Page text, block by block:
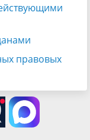
правовых